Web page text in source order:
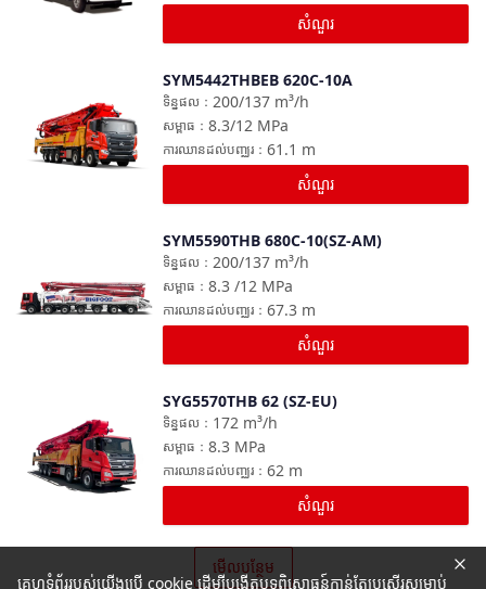
សំណួរ
SYM5442THBEB 620C-10A
200/137 m³/h
ទិន្នផល ：
8.3/12 MPa
សម្ពាធ ：
61.1 m
ការឈានដល់បញ្ឈរ ：
សំណួរ
SYM5590THB 680C-10(SZ-AM)
200/137 m³/h
ទិន្នផល ：
8.3 /12 MPa
សម្ពាធ ：
67.3 m
ការឈានដល់បញ្ឈរ ：
សំណួរ
SYG5570THB 62 (SZ-EU)
172 m³/h
ទិន្នផល ：
8.3 MPa
សម្ពាធ ：
62 m
ការឈានដល់បញ្ឈរ ：
សំណួរ
មើលបន្ថែម
គេហទំព័ររបស់យើងប្រើ cookie ដើម្បីបង្កើតបទពិសោធន៍កាន់តែប្រសើរសម្រាប់